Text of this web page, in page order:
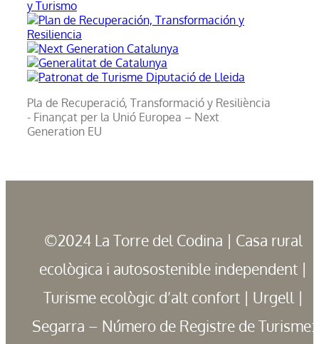
Pla de Recuperació, Transformació y Resiliència
- Finançat per la Unió Europea – Next
Generation EU
©2024 La Torre del Codina | Casa rural
ecològica i autosostenible independent |
Turisme ecològic d’alt confort | Urgell |
Segarra – Número de Registre de Turisme: